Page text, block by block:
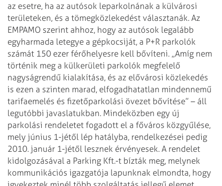
az esetre, ha az autósok leparkolnának a külvárosi
területeken, és a tömegközlekedést választanák. Az
EMPAMO szerint ahhoz, hogy az autósok legalább
egyharmada letegye a gépkocsiját, a P+R parkolók
számát 150 ezer férőhelyesre kell bővíteni. „Amíg nem
történik meg a külkerületi parkolók megfelelő
nagyságrendű kialakítása, és az elővárosi közlekedés
is ezen a szinten marad, elfogadhatatlan mindennemű
tarifaemelés és fizetőparkolási övezet bővítése” – áll
legutóbbi javaslatukban. Mindeközben egy új
parkolási rendeletet fogadott el a főváros közgyűlése,
mely június 1-jétől lép hatályba, rendelkezései pedig
2010. január 1-jétől lesznek érvényesek. A rendelet
kidolgozásával a Parking Kft.-t bízták meg, melynek
kommunikációs igazgatója lapunknak elmondta, hogy